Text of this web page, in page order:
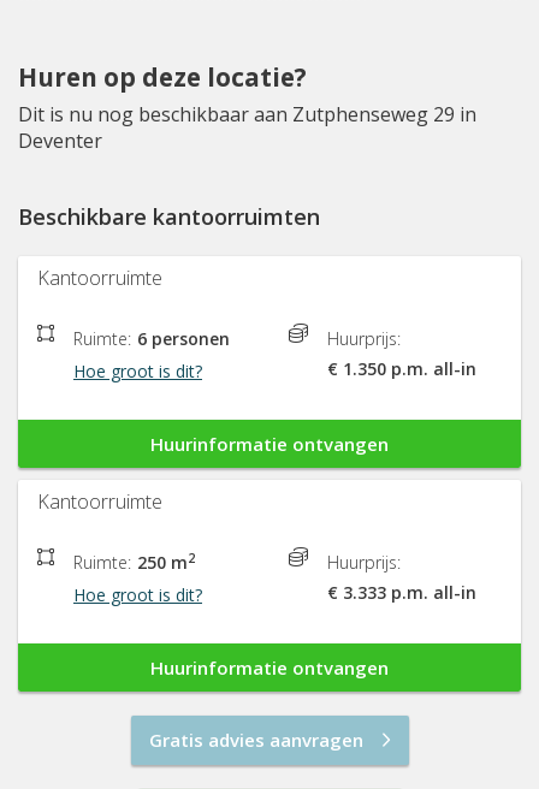
Huren op deze locatie?
Dit is nu nog beschikbaar aan Zutphenseweg 29 in
Deventer
Beschikbare kantoorruimten
Kantoorruimte
Ruimte: 6 personen
Hoe groot is dit?
Huurprijs:
€ 1.350 p.m. all-in
Huurinformatie ontvangen
Kantoorruimte
Ruimte: 250 m2
Hoe groot is dit?
Huurprijs:
€ 3.333 p.m. all-in
Huurinformatie ontvangen
Gratis advies aanvragen